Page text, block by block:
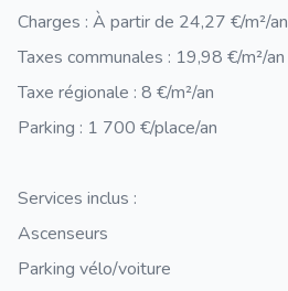
Charges : À partir de 24,27 €/m²/an
Taxes communales : 19,98 €/m²/an
Taxe régionale : 8 €/m²/an
Parking : 1 700 €/place/an
Services inclus :
Ascenseurs
Parking vélo/voiture